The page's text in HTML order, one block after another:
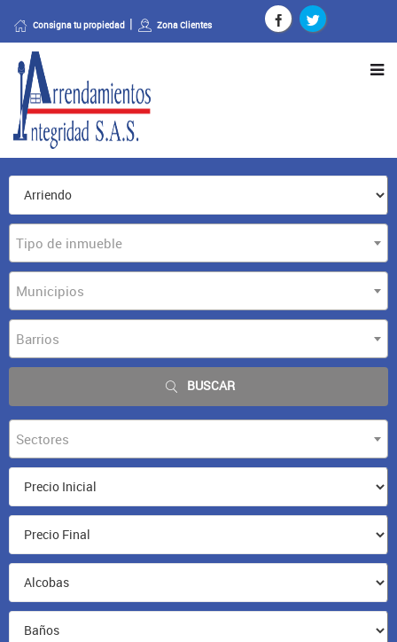
Consigna tu propiedad Zona Clientes
Tipo de inmueble
Municipios
Barrios
BUSCAR
Sectores